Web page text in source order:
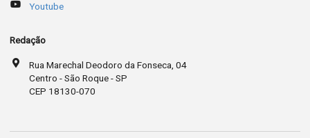
Youtube
Redação
Rua Marechal Deodoro da Fonseca, 04
Centro - São Roque - SP
CEP 18130-070